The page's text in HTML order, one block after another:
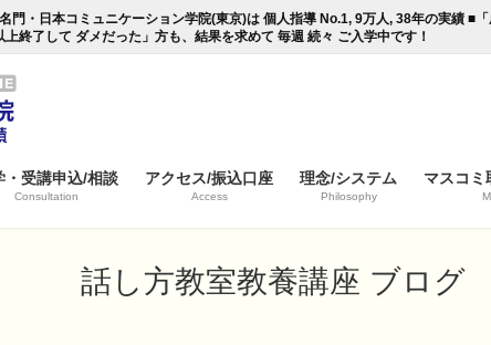
門・日本コミュニケーション学院(東京)は 個人指導 No.1, 9万人, 38年の実績 ■
終了して ダメだった」方も、結果を求めて 毎週 続々 ご入学中です！
・受講申込/相談
Consultation
アクセス/振込口座
Access
理念/システム
Philosophy
マスコミ
話し方教室教養講座 ブログ